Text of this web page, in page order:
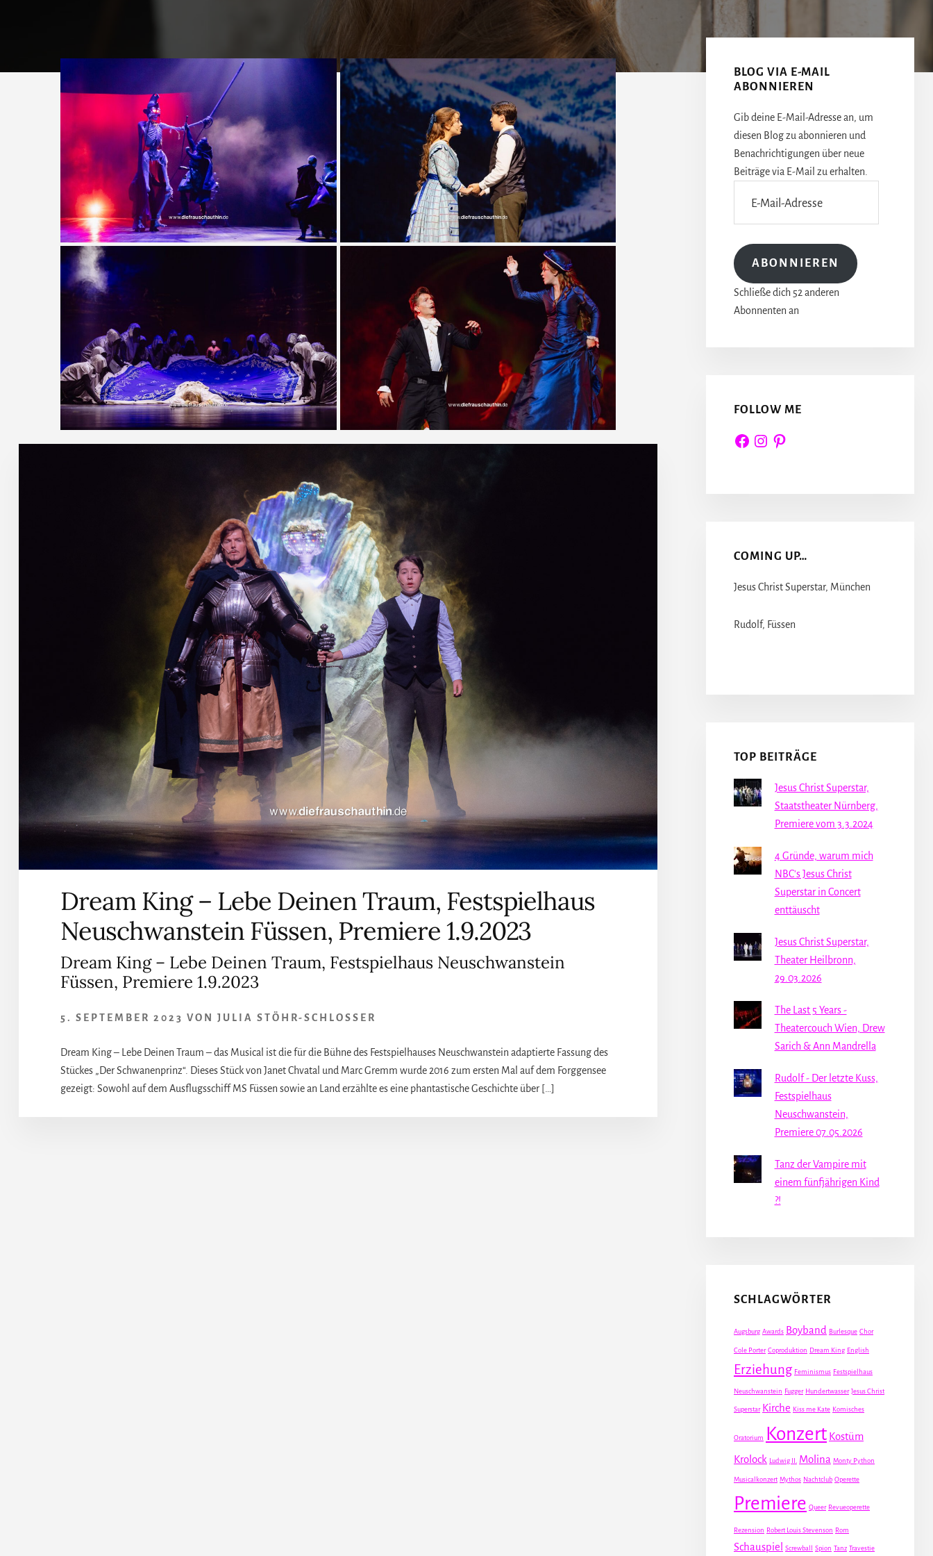
Dream King – Lebe Deinen Traum, Festspielhaus
Neuschwanstein Füssen, Premiere 1.9.2023
Dream King – Lebe Deinen Traum, Festspielhaus Neuschwanstein
Füssen, Premiere 1.9.2023
5. SEPTEMBER 2023 VON JULIA STÖHR-SCHLOSSER
Dream King – Lebe Deinen Traum – das Musical ist die für die Bühne des Festspielhauses Neuschwanstein adaptierte Fassung des
Stückes „Der Schwanenprinz“. Dieses Stück von Janet Chvatal und Marc Gremm wurde 2016 zum ersten Mal auf dem Forggensee
gezeigt: Sowohl auf dem Ausflugsschiff MS Füssen sowie an Land erzählte es eine phantastische Geschichte über […]
BLOG VIA E-MAIL
ABONNIEREN
Gib deine E-Mail-Adresse an, um
diesen Blog zu abonnieren und
Benachrichtigungen über neue
Beiträge via E-Mail zu erhalten.
Mail-
Adresse
ABONNIEREN
Schließe dich 52 anderen
Abonnenten an
FOLLOW ME
FacebookInstagram
Pinterest
COMING UP…
Jesus Christ Superstar, München
Rudolf, Füssen
TOP BEITRÄGE
Jesus Christ Superstar,
Staatstheater Nürnberg,
Premiere vom 3.3.2024
4 Gründe, warum mich
NBC's Jesus Christ
Superstar in Concert
enttäuscht
Jesus Christ Superstar,
Theater Heilbronn,
29.03.2026
The Last 5 Years -
Theatercouch Wien, Drew
Sarich & Ann Mandrella
Rudolf - Der letzte Kuss,
Festspielhaus
Neuschwanstein,
Premiere 07.05.2026
Tanz der Vampire mit
einem fünfjährigen Kind
?!
SCHLAGWÖRTER
Augsburg Awards Boyband Burlesque Chor
Cole Porter Coproduktion Dream King English
Erziehung Feminismus Festspielhaus
Neuschwanstein Fugger Hundertwasser Jesus Christ
Superstar Kirche Kiss me Kate Komisches
Oratorium Konzert Kostüm
Krolock Ludwig II. Molina Monty Python
Musicalkonzert Mythos Nachtclub Operette
Premiere Queer Revueoperette
Rezension Robert Louis Stevenson Rom
Schauspiel Screwball Spion Tanz Travestie